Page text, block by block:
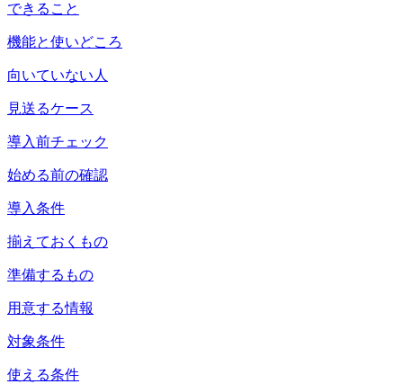
できること
機能と使いどころ
向いていない人
見送るケース
導入前チェック
始める前の確認
導入条件
揃えておくもの
準備するもの
用意する情報
対象条件
使える条件